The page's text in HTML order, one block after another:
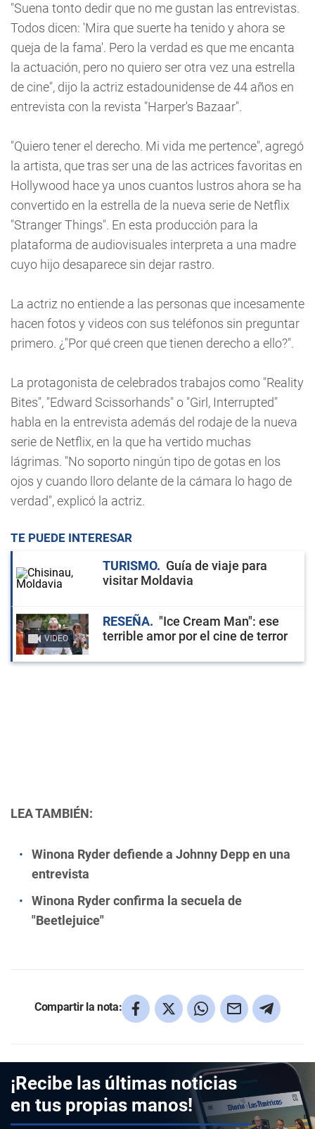
"Suena tonto dedir que no me gustan las entrevistas.
Todos dicen: 'Mira que suerte ha tenido y ahora se
queja de la fama'. Pero la verdad es que me encanta
la actuación, pero no quiero ser otra vez una estrella
de cine", dijo la actriz estadounidense de 44 años en
entrevista con la revista "Harper's Bazaar".
"Quiero tener el derecho. Mi vida me pertence", agregó
la artista, que tras ser una de las actrices favoritas en
Hollywood hace ya unos cuantos lustros ahora se ha
convertido en la estrella de la nueva serie de Netflix
"Stranger Things". En esta producción para la
plataforma de audiovisuales interpreta a una madre
cuyo hijo desaparece sin dejar rastro.
La actriz no entiende a las personas que incesamente
hacen fotos y videos con sus teléfonos sin preguntar
primero. ¿"Por qué creen que tienen derecho a ello?".
La protagonista de celebrados trabajos como "Reality
Bites", "Edward Scissorhands" o "Girl, Interrupted"
habla en la entrevista además del rodaje de la nueva
serie de Netflix, en la que ha vertido muchas
lágrimas. "No soporto ningún tipo de gotas en los
ojos y cuando lloro delante de la cámara lo hago de
verdad", explicó la actriz.
TE PUEDE INTERESAR
TURISMO
Guía de viaje para
visitar Moldavia
VIDEO
RESEÑA
"Ice Cream Man": ese
terrible amor por el cine de terror
LEA TAMBIÉN:
Winona Ryder defiende a Johnny Depp en una
entrevista
Winona Ryder confirma la secuela de
"Beetlejuice"
Compartir la nota:
¡Recibe las últimas noticias
en tus propias manos!